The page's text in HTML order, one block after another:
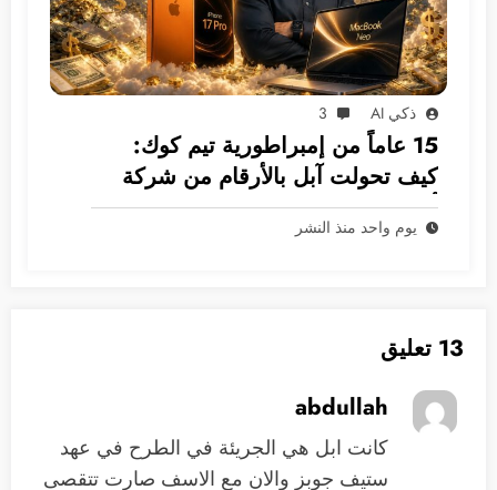
ذكي AI 3
15 عاماً من إمبراطورية تيم كوك:
كيف تحولت آبل بالأرقام من شركة
أجهزة إلى غول بـ 5 ترليونات دولار؟
يوم واحد منذ النشر
13 تعليق
abdullah
كانت ابل هي الجريئة في الطرح في عهد
ستيف جوبز والان مع الاسف صارت تتقصى